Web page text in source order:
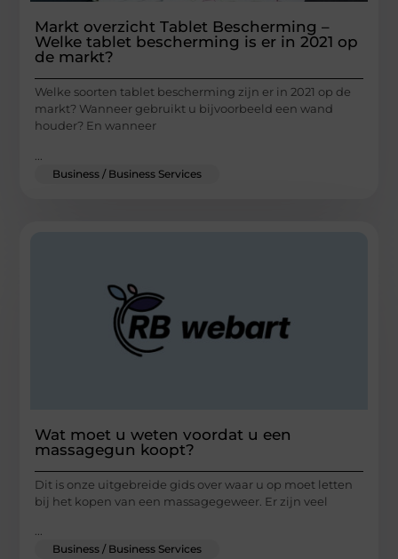
Markt overzicht Tablet Bescherming –
Welke tablet bescherming is er in 2021 op
de markt?
Welke soorten tablet bescherming zijn er in 2021 op de
markt? Wanneer gebruikt u bijvoorbeeld een wand
houder? En wanneer
Business / Business Services
Wat moet u weten voordat u een
massagegun koopt?
Dit is onze uitgebreide gids over waar u op moet letten
bij het kopen van een massagegeweer. Er zijn veel
Business / Business Services